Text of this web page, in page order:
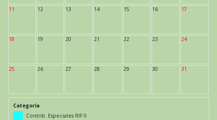
11 12 13 14 15 16 17
18 19 20 21 22 23 24
25 26 27 28 29 30 31
Categoría
Contrib. Especiales RIF 0